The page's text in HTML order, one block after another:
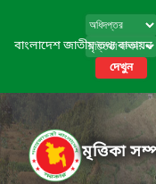
বাংলাদেশ জাতীয় তথ্য বাতায়ন
দেখুন
মৃত্তিকা